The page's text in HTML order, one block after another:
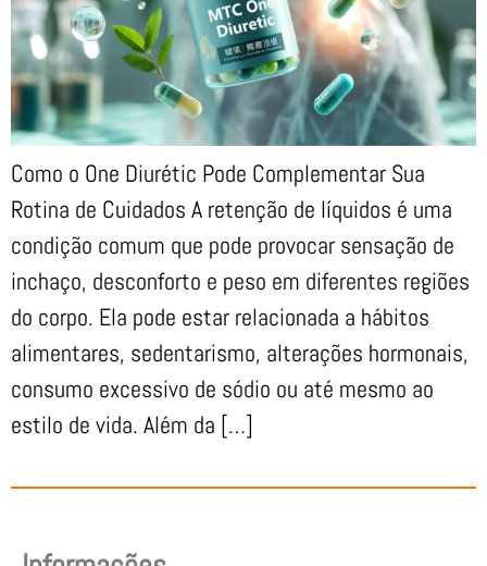
Como o One Diurétic Pode Complementar Sua
Rotina de Cuidados A retenção de líquidos é uma
condição comum que pode provocar sensação de
inchaço, desconforto e peso em diferentes regiões
do corpo. Ela pode estar relacionada a hábitos
alimentares, sedentarismo, alterações hormonais,
consumo excessivo de sódio ou até mesmo ao
estilo de vida. Além da […]